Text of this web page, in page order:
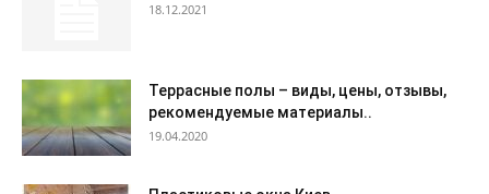
18.12.2021
Террасные полы – виды, цены, отзывы,
рекомендуемые материалы..
19.04.2020